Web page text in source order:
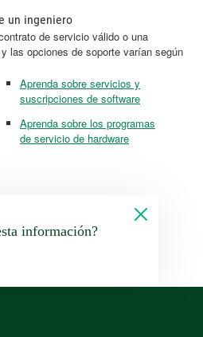
un ingeniero
de servicio válido o una
las opciones de soporte varían según
Aprenda sobre servicios y
suscripciones de software
Aprenda sobre los programas
de servicio de hardware
información?